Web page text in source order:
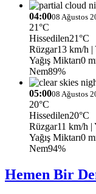
04:0008 Ağustos
21°C
Hissedilen21°C
Rüzgar13 km/h |
Yağış Miktarı0
Nem89%
05:0008 Ağustos
20°C
Hissedilen20°C
Rüzgar11 km/h |
Yağış Miktarı0
Nem94%
Hemen Bir